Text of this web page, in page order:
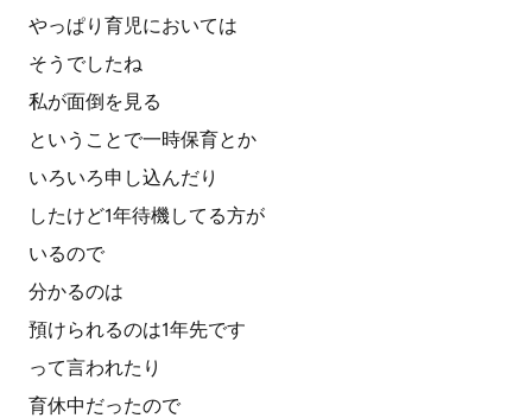
やっぱり育児においては
そうでしたね
私が面倒を見る
ということで一時保育とか
いろいろ申し込んだり
したけど1年待機してる方が
いるので
分かるのは
預けられるのは1年先です
って言われたり
育休中だったので